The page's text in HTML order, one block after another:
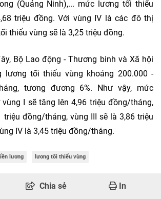
(Quảng Ninh),... mức lương tối thiểu
triệu đồng. Với vùng IV là các đô thị
thiểu vùng sẽ là 3,25 triệu đồng.
Bộ Lao động - Thương binh và Xã hội
lương tối thiểu vùng khoảng 200.000 -
tương đương 6%. Như vậy, mức
vùng I sẽ tăng lên 4,96 triệu đồng/tháng,
triệu đồng/tháng, vùng III sẽ là 3,86 triệu
IV là 3,45 triệu đồng/tháng.
lương lương tối thiểu vùng
Chia sẻ In